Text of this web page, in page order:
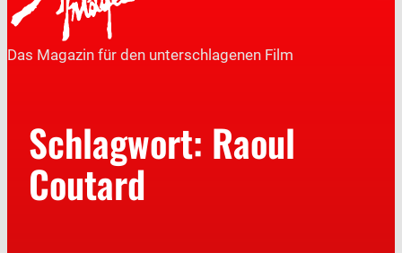
Das Magazin für den unterschlagenen Film
Schlagwort: Raoul
Coutard